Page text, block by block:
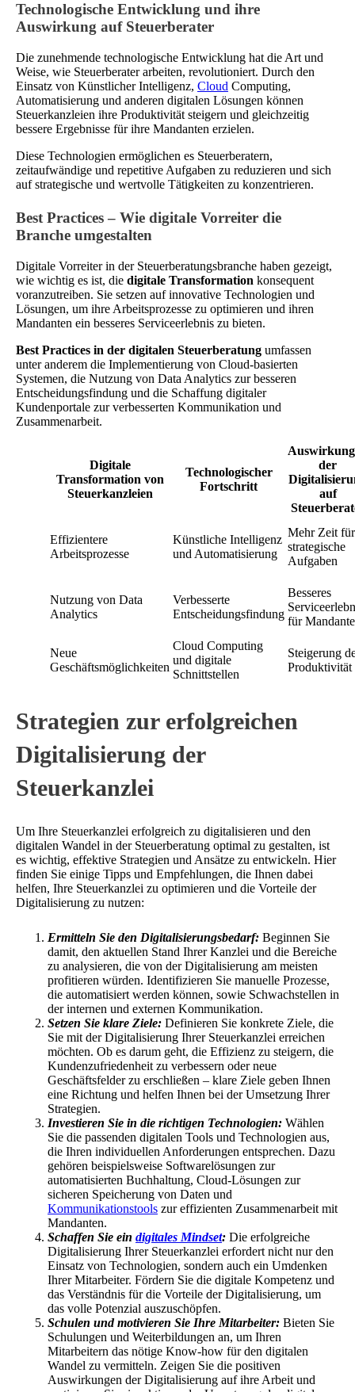
Technologische Entwicklung und ihre
Auswirkung auf Steuerberater
Die zunehmende technologische Entwicklung hat die Art und
Weise, wie Steuerberater arbeiten, revolutioniert. Durch den
Einsatz von Künstlicher Intelligenz, Cloud Computing,
Automatisierung und anderen digitalen Lösungen können
Steuerkanzleien ihre Produktivität steigern und gleichzeitig
bessere Ergebnisse für ihre Mandanten erzielen.
Diese Technologien ermöglichen es Steuerberatern,
zeitaufwändige und repetitive Aufgaben zu reduzieren und sich
auf strategische und wertvolle Tätigkeiten zu konzentrieren.
Best Practices – Wie digitale Vorreiter die
Branche umgestalten
Digitale Vorreiter in der Steuerberatungsbranche haben gezeigt,
wie wichtig es ist, die digitale Transformation konsequent
voranzutreiben. Sie setzen auf innovative Technologien und
Lösungen, um ihre Arbeitsprozesse zu optimieren und ihren
Mandanten ein besseres Serviceerlebnis zu bieten.
Best Practices in der digitalen Steuerberatung umfassen
unter anderem die Implementierung von Cloud-basierten
Systemen, die Nutzung von Data Analytics zur besseren
Entscheidungsfindung und die Schaffung digitaler
Kundenportale zur verbesserten Kommunikation und
Zusammenarbeit.
Digitale
Transformation von
Steuerkanzleien
Technologischer
Fortschritt
der
auf
Effizientere
Arbeitsprozesse
Künstliche Intelligenz
und Automatisierung
Mehr Zeit für
strategische
Aufgaben
Nutzung von Data
Analytics
Verbesserte
Entscheidungsfindung
Besseres
für
Neue
Geschäftsmöglichkeiten
Cloud Computing
und digitale
Schnittstellen
Steigerung
Produktivität
Strategien zur erfolgreichen
Digitalisierung der
Steuerkanzlei
Um Ihre Steuerkanzlei erfolgreich zu digitalisieren und den
digitalen Wandel in der Steuerberatung optimal zu gestalten, ist
es wichtig, effektive Strategien und Ansätze zu entwickeln. Hier
finden Sie einige Tipps und Empfehlungen, die Ihnen dabei
helfen, Ihre Steuerkanzlei zu optimieren und die Vorteile der
Digitalisierung zu nutzen:
Ermitteln Sie den Digitalisierungsbedarf: Beginnen Sie
damit, den aktuellen Stand Ihrer Kanzlei und die Bereiche
zu analysieren, die von der Digitalisierung am meisten
profitieren würden. Identifizieren Sie manuelle Prozesse,
die automatisiert werden können, sowie Schwachstellen in
der internen und externen Kommunikation.
Setzen Sie klare Ziele: Definieren Sie konkrete Ziele, die
Sie mit der Digitalisierung Ihrer Steuerkanzlei erreichen
möchten. Ob es darum geht, die Effizienz zu steigern, die
Kundenzufriedenheit zu verbessern oder neue
Geschäftsfelder zu erschließen – klare Ziele geben Ihnen
eine Richtung und helfen Ihnen bei der Umsetzung Ihrer
Strategien.
Investieren Sie in die richtigen Technologien: Wählen
Sie die passenden digitalen Tools und Technologien aus,
die Ihren individuellen Anforderungen entsprechen. Dazu
gehören beispielsweise Softwarelösungen zur
automatisierten Buchhaltung, Cloud-Lösungen zur
sicheren Speicherung von Daten und
Kommunikationstools zur effizienten Zusammenarbeit mit
Mandanten.
Schaffen Sie ein digitales Mindset: Die erfolgreiche
Digitalisierung Ihrer Steuerkanzlei erfordert nicht nur den
Einsatz von Technologien, sondern auch ein Umdenken
Ihrer Mitarbeiter. Fördern Sie die digitale Kompetenz und
das Verständnis für die Vorteile der Digitalisierung, um
das volle Potenzial auszuschöpfen.
Schulen und motivieren Sie Ihre Mitarbeiter: Bieten Sie
Schulungen und Weiterbildungen an, um Ihren
Mitarbeitern das nötige Know-how für den digitalen
Wandel zu vermitteln. Zeigen Sie die positiven
Auswirkungen der Digitalisierung auf ihre Arbeit und